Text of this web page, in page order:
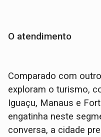
O atendimento
Comparado com
exploram o turismo,
Iguaçu, Manaus e
engatinha neste
conversa, a cidade